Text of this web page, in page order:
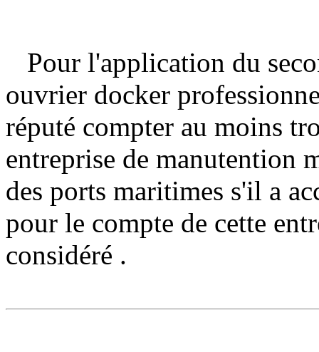
Pour l'application du
ouvrier docker
réputé compter au moins
entreprise de manutention
des ports maritimes s'il a
pour le compte de cette
considéré .